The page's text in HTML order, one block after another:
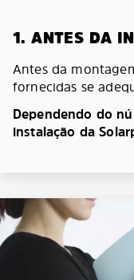
1. ANTES DA
Antes da
fornecidas se
Dependendo do
instalação da